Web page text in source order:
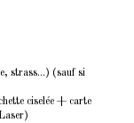
strass...) (sauf si
ciselée + carte